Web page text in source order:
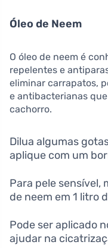
Óleo de Neem
O óleo de neem é
repelentes e
eliminar carrapatos,
e antibacterianas
cachorro.
Dilua algumas
aplique com um
Para pele sensível,
de neem em 1 litro
Pode ser aplicado
ajudar na